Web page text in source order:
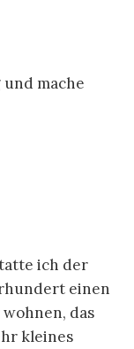
und mache
ich der
einen
das
kleines